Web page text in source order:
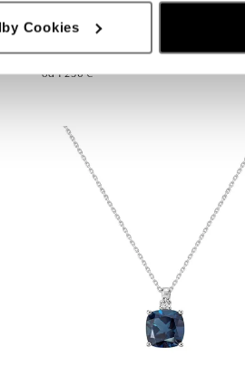
Cookies
Prsteň s diamantmi a topásom Annelise
od 1 256 €